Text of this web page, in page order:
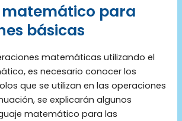
matemático para
básicas
matemáticas utilizando el
es necesario conocer los
que se utilizan en las operaciones
se explicarán algunos
matemático para las